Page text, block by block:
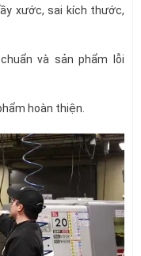
xước, sai kích thước,
và sản phẩm lỗi
hoàn thiện.